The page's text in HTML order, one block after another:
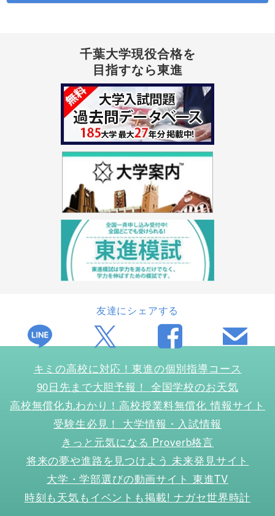
千葉大学現役合格を
目指すなら東進
友達にシェアする
キミの高校に対応！東進の個別指導コース
90日先まで大胆予報！ 全国学校のお天気
高校無償化丸わかり！高校授業料無償化 情報サイト
受験生必見！ 大学情報・入試情報
きっと元気になる Proverb格言
将来の夢や進路を見つけよう 未来発見サイト
大学・学部選びの動画サイト 東進TV
時刻も天気もイベントも掲載! ナガセ世界時計